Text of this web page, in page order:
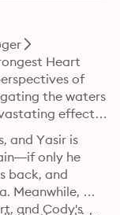
Heart
of
the waters
effects
and Yasir is
only he
back, and
Meanwhile,
and Cody's